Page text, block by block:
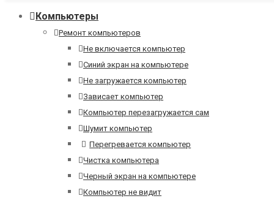
Компьютеры
Ремонт компьютеров
Не включается компьютер
Синий экран на компьютере
Не загружается компьютер
Зависает компьютер
Компьютер перезагружается сам
Шумит компьютер
Перегревается компьютер
Чистка компьютера
Черный экран на компьютере
Компьютер не видит